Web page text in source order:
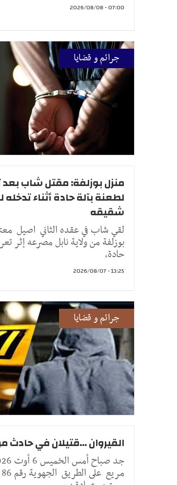
07:00 - 2026/08/08
جرائم و قضايا
منزل بوزلفة: مقتل شاب
لطعنة بآلة حادة أثناء
شقيقه
لقي شاب في عقده الثاني اصيل
بوزلفة من ولاية نابل مصرعه إثر
حادة،
13:25 - 2026/08/07
جرائم و قضايا
القيروان ...قتيلان في حادث